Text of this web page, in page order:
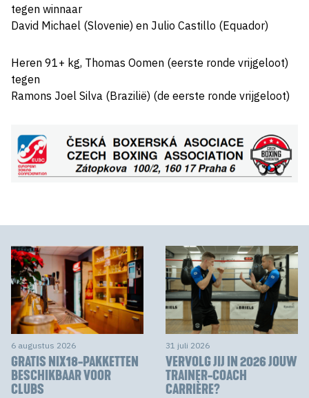
tegen winnaar
David Michael (Slovenie) en Julio Castillo (Equador)
Heren 91+ kg, Thomas Oomen (eerste ronde vrijgeloot)
tegen
Ramons Joel Silva (Brazilië) (de eerste ronde vrijgeloot)
6 augustus 2026
GRATIS NIX18-PAKKETTEN
BESCHIKBAAR VOOR
CLUBS
31 juli 2026
VERVOLG JIJ IN 2026 JOUW
TRAINER-COACH
CARRIÈRE?